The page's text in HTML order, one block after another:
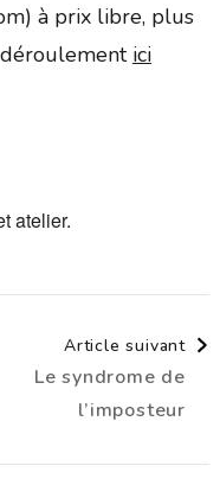
à prix libre, plus
ici
atelier.
Article suivant
Le syndrome de
l’imposteur